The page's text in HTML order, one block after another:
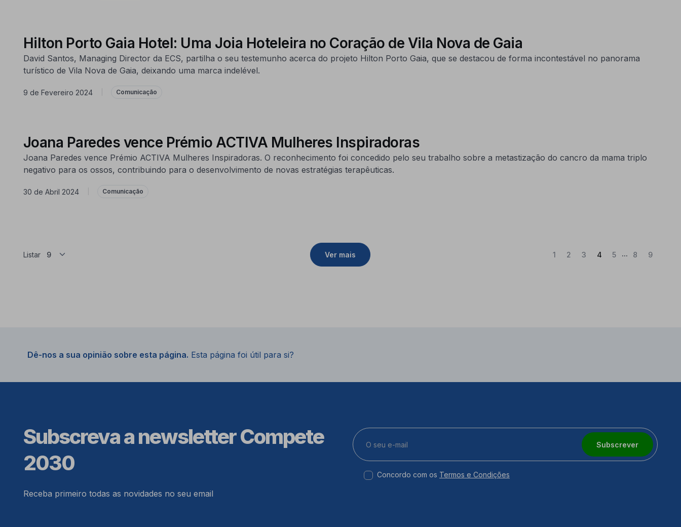
Hilton Porto Gaia Hotel: Uma Joia Hoteleira no Coração de Vila Nova de Gaia
David Santos, Managing Director da ECS, partilha o seu testemunho acerca do projeto Hilton Porto Gaia, que se destacou de forma incontestável no panorama
turístico de Vila Nova de Gaia, deixando uma marca indelével.
9 de Fevereiro 2024 Comunicação
Joana Paredes vence Prémio ACTIVA Mulheres Inspiradoras
Joana Paredes vence Prémio ACTIVA Mulheres Inspiradoras. O reconhecimento foi concedido pelo seu trabalho sobre a metastização do cancro da mama triplo
negativo para os ossos, contribuindo para o desenvolvimento de novas estratégias terapêuticas.
30 de Abril 2024 Comunicação
Listar Ver mais 1 2 3 4(Atual)
5 ... 8 9
Dê-nos a sua opinião sobre esta página. Esta página foi útil para si?
Subscreva a newsletter Compete
2030
Receba primeiro todas as novidades no seu email
Subscrever
Concordo com os Termos e Condições